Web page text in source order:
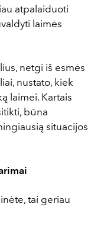
atpalaiduoti
laimės
netgi iš esmės
nustato, kiek
laimei. Kartais
būna
situacijos
tai geriau